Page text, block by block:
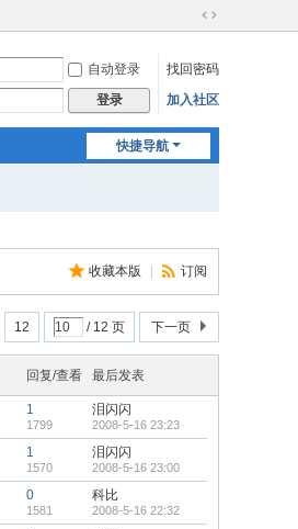
切
到
宽
自动登录
找回密码
登录 加入社区
快捷导航
收藏本版 订阅
12 / 12 页 下一页
回复/查看 最后发表
1
1799
泪闪闪
2008-5-16 23:23
1
1570
泪闪闪
2008-5-16 23:00
0
1581
科比
2008-5-16 22:32